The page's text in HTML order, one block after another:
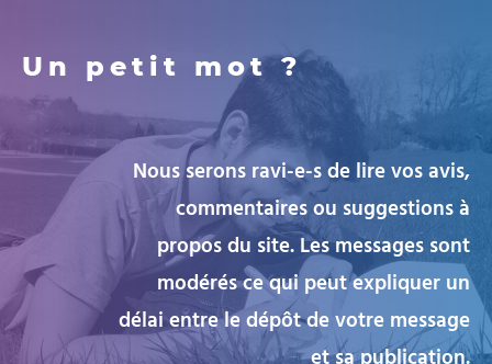
Un petit mot ?
Nous serons ravi-e-s de lire vos avis,
commentaires ou suggestions à
propos du site. Les messages sont
modérés ce qui peut expliquer un
délai entre le dépôt de votre message
et sa publication.